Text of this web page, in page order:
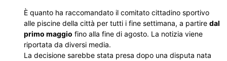
È quanto ha raccomandato il comitato cittadino sportivo
alle piscine della città per tutti i fine settimana, a partire dal
primo maggio fino alla fine di agosto. La notizia viene
riportata da diversi media.
La decisione sarebbe stata presa dopo una disputa nata